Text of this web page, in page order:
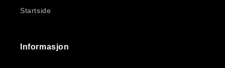
Startside
Informasjon